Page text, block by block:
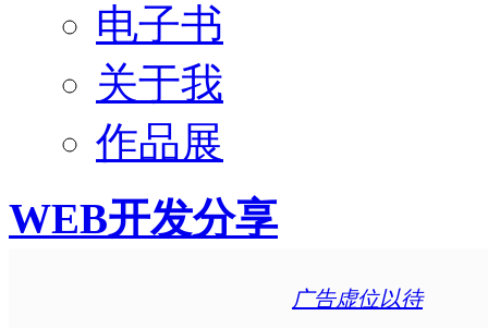
电子书
关于我
作品展
WEB开发分享
广告虚位以待